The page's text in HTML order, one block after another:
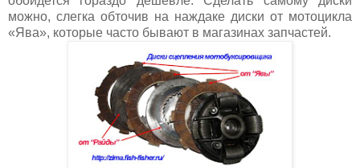
можно, слегка обточив на наждаке диски от мотоцикла
«Ява», которые часто бывают в магазинах запчастей.